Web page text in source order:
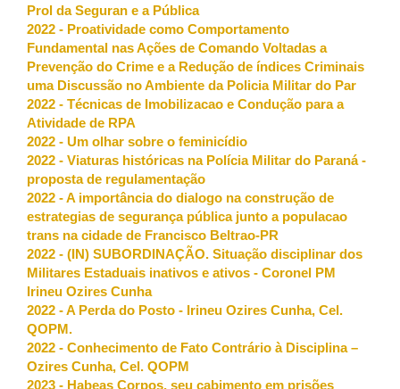
Prol da Seguran e a Pública
2022 - Proatividade como Comportamento
Fundamental nas Ações de Comando Voltadas a
Prevenção do Crime e a Redução de índices Criminais
uma Discussão no Ambiente da Policia Militar do Par
2022 - Técnicas de Imobilizacao e Condução para a
Atividade de RPA
2022 - Um olhar sobre o feminicídio
2022 - Viaturas históricas na Polícia Militar do Paraná -
proposta de regulamentação
2022 - A importância do dialogo na construção de
estrategias de segurança pública junto a populacao
trans na cidade de Francisco Beltrao-PR
2022 - (IN) SUBORDINAÇÃO. Situação disciplinar dos
Militares Estaduais inativos e ativos - Coronel PM
Irineu Ozires Cunha
2022 - A Perda do Posto - Irineu Ozires Cunha, Cel.
QOPM.
2022 - Conhecimento de Fato Contrário à Disciplina –
Ozires Cunha, Cel. QOPM
2023 - Habeas Corpos, seu cabimento em prisões